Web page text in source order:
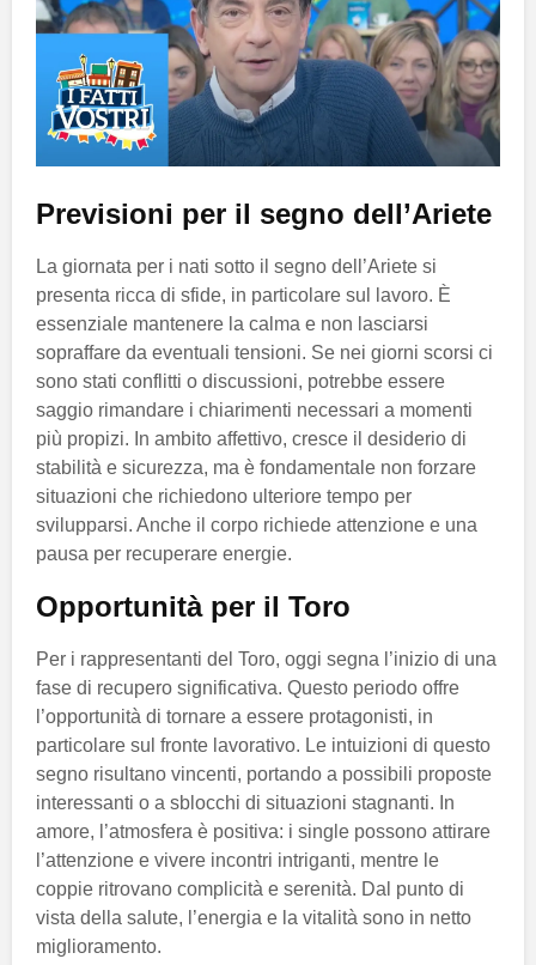
Previsioni per il segno dell’Ariete
La giornata per i nati sotto il segno dell’Ariete si
presenta ricca di sfide, in particolare sul lavoro. È
essenziale mantenere la calma e non lasciarsi
sopraffare da eventuali tensioni. Se nei giorni scorsi ci
sono stati conflitti o discussioni, potrebbe essere
saggio rimandare i chiarimenti necessari a momenti
più propizi. In ambito affettivo, cresce il desiderio di
stabilità e sicurezza, ma è fondamentale non forzare
situazioni che richiedono ulteriore tempo per
svilupparsi. Anche il corpo richiede attenzione e una
pausa per recuperare energie.
Opportunità per il Toro
Per i rappresentanti del Toro, oggi segna l’inizio di una
fase di recupero significativa. Questo periodo offre
l’opportunità di tornare a essere protagonisti, in
particolare sul fronte lavorativo. Le intuizioni di questo
segno risultano vincenti, portando a possibili proposte
interessanti o a sblocchi di situazioni stagnanti. In
amore, l’atmosfera è positiva: i single possono attirare
l’attenzione e vivere incontri intriganti, mentre le
coppie ritrovano complicità e serenità. Dal punto di
vista della salute, l’energia e la vitalità sono in netto
miglioramento.